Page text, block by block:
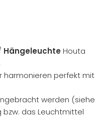
Hängeleuchte Houta
harmonieren perfekt mit
werden (siehe
bzw. das Leuchtmittel